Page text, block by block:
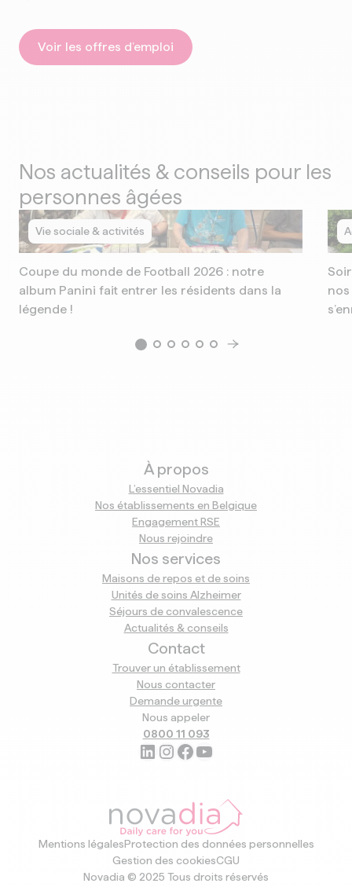
Voir les offres d’emploi
Nos actualités & conseils pour les
personnes âgées
Vie sociale & activités
Coupe du monde de Football 2026 : notre
album Panini fait entrer les résidents dans la
légende !
nos
À propos
L’essentiel Novadia
Nos établissements en Belgique
Engagement RSE
Nous rejoindre
Nos services
Maisons de repos et de soins
Unités de soins Alzheimer
Séjours de convalescence
Actualités & conseils
Contact
Trouver un établissement
Nous contacter
Demande urgente
Nous appeler
0800 11 093
LinkedIn
Instagram
Facebook
YouTube
Mentions légalesProtection des données personnelles
Gestion des cookiesCGU
Novadia © 2025 Tous droits réservés